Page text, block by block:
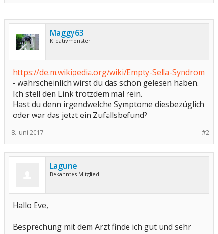
Maggy63
Kreativmonster
https://de.m.wikipedia.org/wiki/Empty-Sella-Syndrom
- wahrscheinlich wirst du das schon gelesen haben.
Ich stell den Link trotzdem mal rein.
Hast du denn irgendwelche Symptome diesbezüglich
oder war das jetzt ein Zufallsbefund?
#2
8. Juni 2017
Lagune
Bekanntes Mitglied
Hallo Eve,
Besprechung mit dem Arzt finde ich gut und sehr